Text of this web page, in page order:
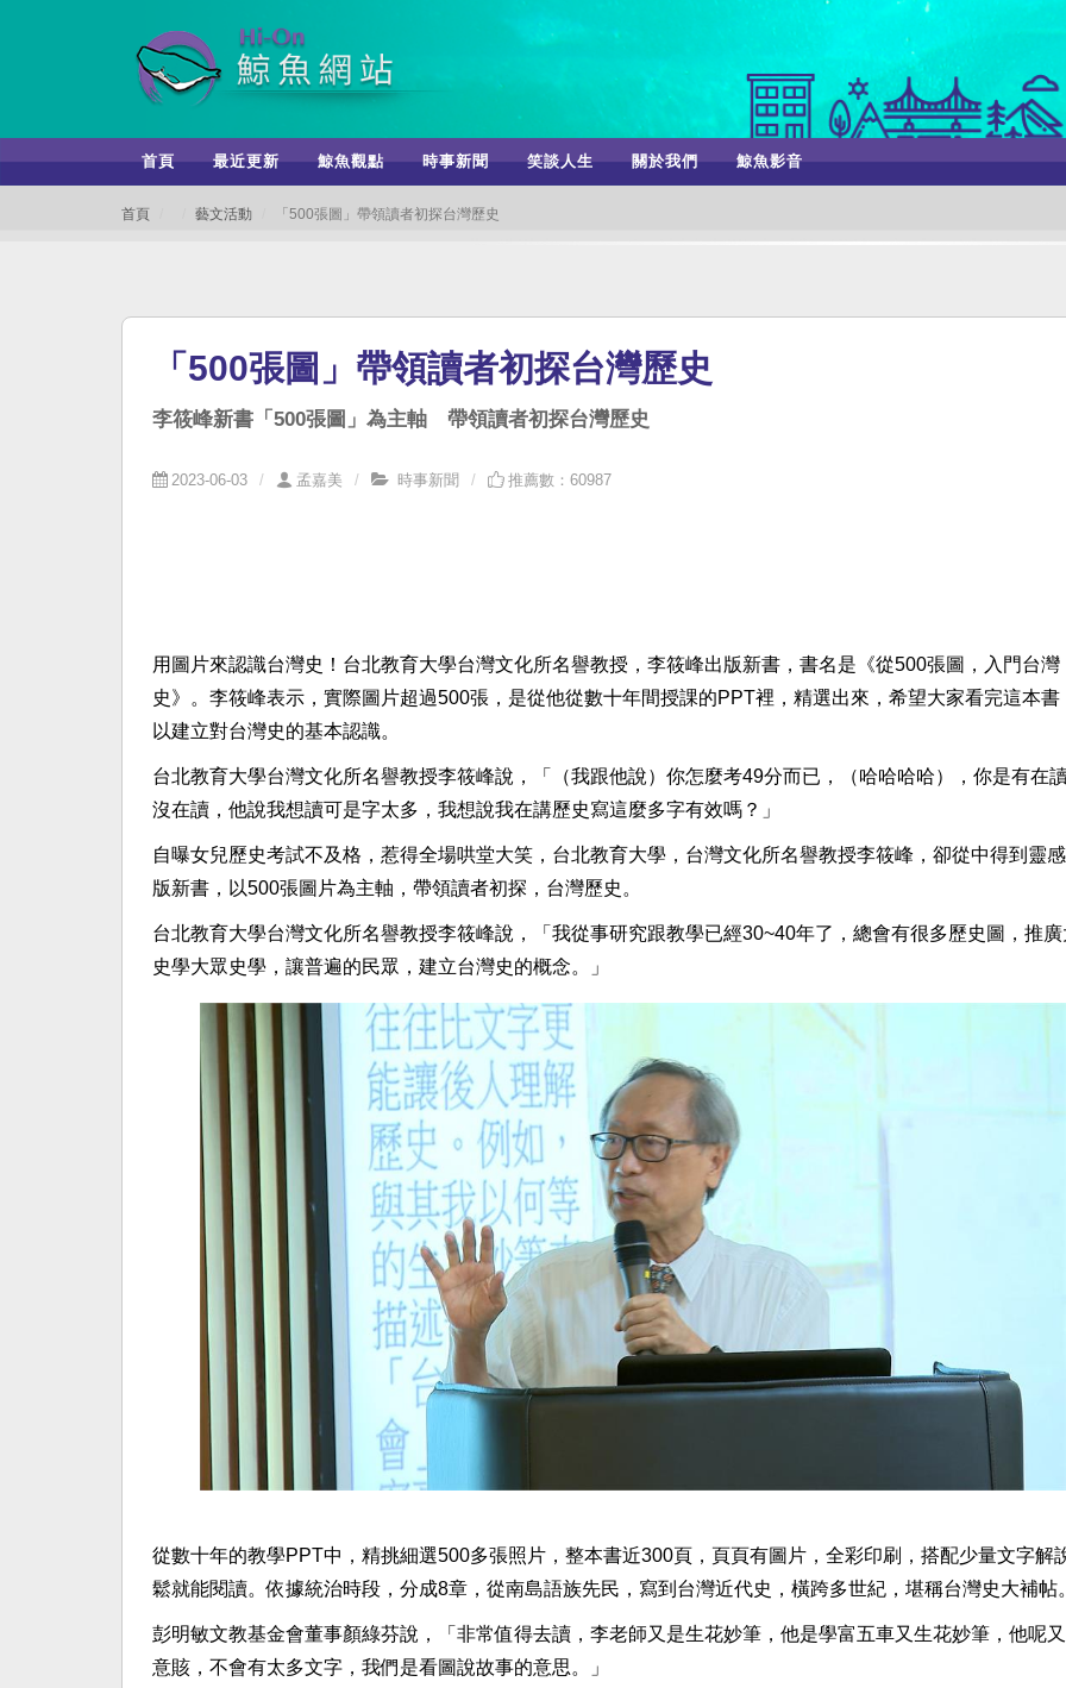
首頁 最近更新 鯨魚觀點 時事新聞 笑談人生 關於我們 鯨魚影音
首頁 藝文活動 「500張圖」帶領讀者初探台灣歷史
「500張圖」帶領讀者初探台灣歷史
李筱峰新書「500張圖」為主軸 帶領讀者初探台灣歷史
2023-06-03 孟嘉美 時事新聞 推薦數：60987
用圖片來認識台灣史！台北教育大學台灣文化所名譽教授，李筱峰出版新書，書名是《從500張圖，入門台灣
史》。李筱峰表示，實際圖片超過500張，是從他從數十年間授課的PPT裡，精選出來，希望大家看完這本書
以建立對台灣史的基本認識。
台北教育大學台灣文化所名譽教授李筱峰說，「（我跟他說）你怎麼考49分而已，（哈哈哈哈），你是有在
沒在讀，他說我想讀可是字太多，我想說我在講歷史寫這麼多字有效嗎？」
自曝女兒歷史考試不及格，惹得全場哄堂大笑，台北教育大學，台灣文化所名譽教授李筱峰，卻從中得到靈
版新書，以500張圖片為主軸，帶領讀者初探，台灣歷史。
台北教育大學台灣文化所名譽教授李筱峰說，「我從事研究跟教學已經30~40年了，總會有很多歷史圖，推
史學大眾史學，讓普遍的民眾，建立台灣史的概念。」
從數十年的教學PPT中，精挑細選500多張照片，整本書近300頁，頁頁有圖片，全彩印刷，搭配少量文字解
鬆就能閱讀。依據統治時段，分成8章，從南島語族先民，寫到台灣近代史，橫跨多世紀，堪稱台灣史大補帖
彭明敏文教基金會董事顏綠芬說，「非常值得去讀，李老師又是生花妙筆，他是學富五車又生花妙筆，他呢
意賅，不會有太多文字，我們是看圖說故事的意思。」